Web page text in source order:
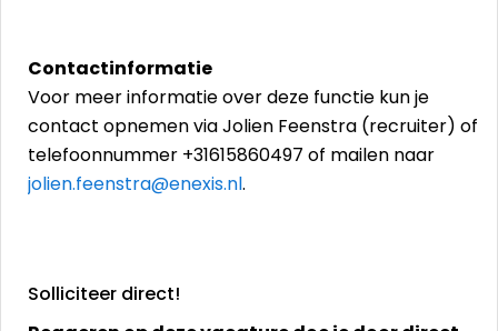
Contactinformatie
Voor meer informatie over deze functie kun je
contact opnemen via Jolien Feenstra (recruiter) of
telefoonnummer +31615860497 of mailen naar
jolien.feenstra@enexis.nl.
Solliciteer direct!